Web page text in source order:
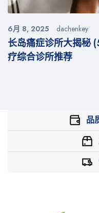
长岛痛症诊所大揭秘
疗综合诊所推荐
6月 8, 2025 dachenkey
品